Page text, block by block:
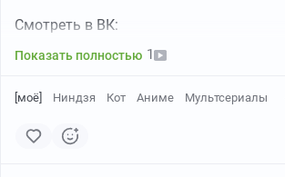
Смотреть в ВК:
Показать полностью 1
[моё] Ниндзя Кот Аниме Мультсериалы